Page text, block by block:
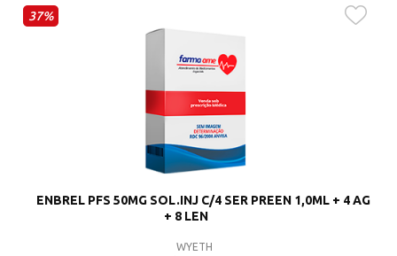
37%
ENBREL PFS 50MG SOL.INJ C/4 SER PREEN 1,0ML + 4 AG
+ 8 LEN
WYETH